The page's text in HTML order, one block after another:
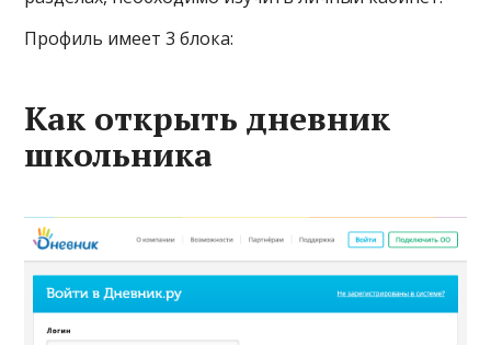
Профиль имеет 3 блока:
Как открыть дневник
школьника